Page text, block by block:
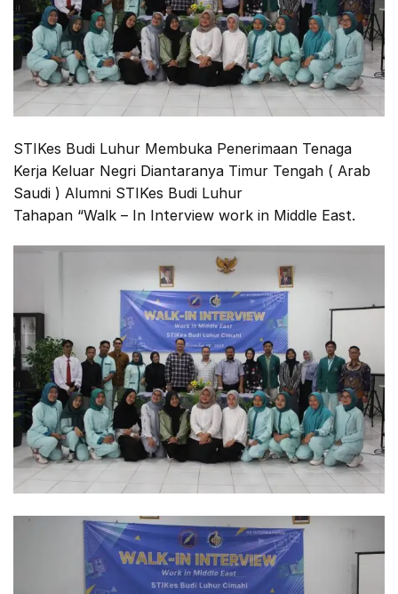
STIKes Budi Luhur Membuka Penerimaan Tenaga
Kerja Keluar Negri Diantaranya Timur Tengah ( Arab
Saudi ) Alumni STIKes Budi Luhur
Tahapan “Walk – In Interview work in Middle East.